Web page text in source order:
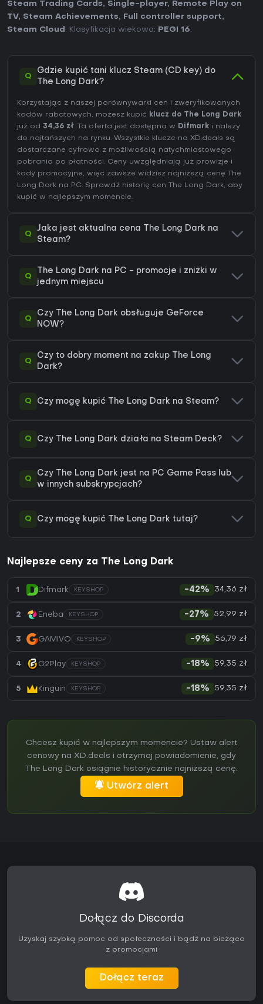
Steam Trading Cards, Single-player,
Remote Play on
TV, Steam Achievements, Full controller support,
Steam Cloud . Klasyfikacja wiekowa: PEGI 16.
Q
Gdzie kupić tani klucz Steam (CD key) do
The Long Dark?
Korzystając z naszej porównywarki cen i zweryfikowanych
kodów rabatowych, możesz kupić klucz do The Long Dark
już od 34,36 zł. Ta oferta jest dostępna w Difmark i należy
do najtańszych na rynku. Wszystkie klucze na XD.deals są
dostarczane cyfrowo z możliwością natychmiastowego
pobrania po płatności. Ceny uwzględniają już prowizje i
kody promocyjne, więc zawsze widzisz najniższą cenę The
Long Dark na PC. Sprawdź historię cen The Long Dark, aby
kupić w najlepszym momencie.
Q
Jaka jest aktualna cena The Long Dark na
Steam?
Q
The Long Dark na PC - promocje i zniżki w
jednym miejscu
Q
Czy The Long Dark obsługuje GeForce
NOW?
Q
Czy to dobry moment na zakup The Long
Dark?
Q Czy mogę kupić The Long Dark na Steam?
Q Czy The Long Dark działa na Steam Deck?
Q
Czy The Long Dark jest na PC Game Pass lub
w innych subskrypcjach?
Q Czy mogę kupić The Long Dark tutaj?
Najlepsze ceny za The Long Dark
1 Difmark KEYSHOP -42% 34,36 zł
2 Eneba KEYSHOP -27% 52,99 zł
3 GAMIVO KEYSHOP -9% 56,79 zł
4 G2Play KEYSHOP -18% 59,35 zł
5 Kinguin KEYSHOP -18% 59,35 zł
Chcesz kupić w najlepszym momencie? Ustaw alert
cenowy na XD.deals i otrzymaj powiadomienie, gdy
The Long Dark osiągnie historycznie najniższą cenę.
Utwórz alert
Dołącz do Discorda
Uzyskaj szybką pomoc od społeczności i bądź na bieżąco
z promocjami
Dołącz teraz